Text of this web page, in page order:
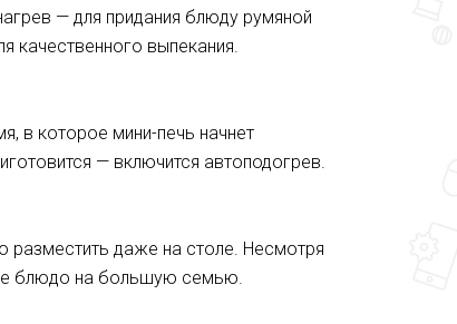
— для придания блюду румяной
качественного выпекания.
в которое мини-печь начнет
— включится автоподогрев.
разместить даже на столе. Несмотря
блюдо на большую семью.